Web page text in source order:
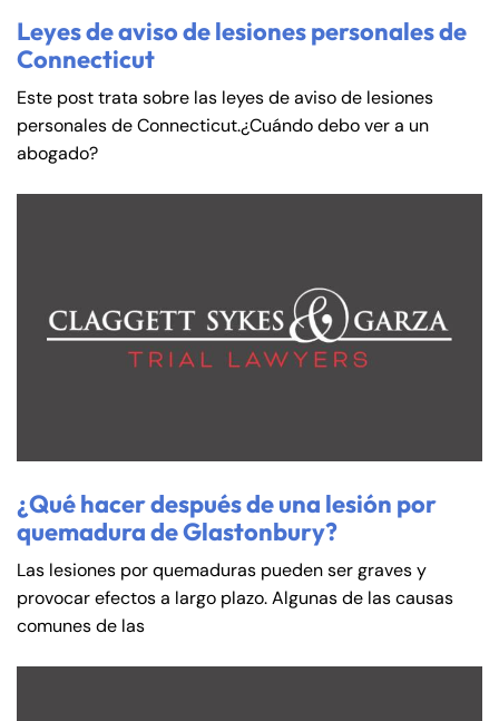
Leyes de aviso de lesiones personales de
Connecticut
Este post trata sobre las leyes de aviso de lesiones
personales de Connecticut.¿Cuándo debo ver a un
abogado?
¿Qué hacer después de una lesión por
quemadura de Glastonbury?
Las lesiones por quemaduras pueden ser graves y
provocar efectos a largo plazo. Algunas de las causas
comunes de las